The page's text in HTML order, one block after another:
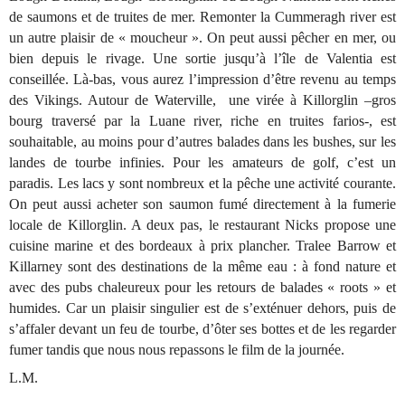
de saumons et de truites de mer. Remonter la Cummeragh river est
un autre plaisir de « moucheur ». On peut aussi pêcher en mer, ou
bien depuis le rivage. Une sortie jusqu’à l’île de Valentia est
conseillée. Là-bas, vous aurez l’impression d’être revenu au temps
des Vikings. Autour de Waterville, une virée à Killorglin –gros
bourg traversé par la Luane river, riche en truites farios-, est
souhaitable, au moins pour d’autres balades dans les bushes, sur les
landes de tourbe infinies. Pour les amateurs de golf, c’est un
paradis. Les lacs y sont nombreux et la pêche une activité courante.
On peut aussi acheter son saumon fumé directement à la fumerie
locale de Killorglin. A deux pas, le restaurant Nicks propose une
cuisine marine et des bordeaux à prix plancher. Tralee Barrow et
Killarney sont des destinations de la même eau : à fond nature et
avec des pubs chaleureux pour les retours de balades « roots » et
humides. Car un plaisir singulier est de s’exténuer dehors, puis de
s’affaler devant un feu de tourbe, d’ôter ses bottes et de les regarder
fumer tandis que nous nous repassons le film de la journée.
L.M.